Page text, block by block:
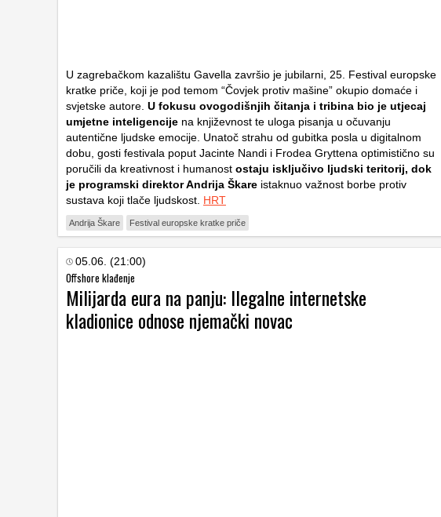
U zagrebačkom kazalištu Gavella završio je jubilarni, 25. Festival europske
kratke priče, koji je pod temom “Čovjek protiv mašine” okupio domaće i
svjetske autore. U fokusu ovogodišnjih čitanja i tribina bio je utjecaj
umjetne inteligencije na književnost te uloga pisanja u očuvanju
autentične ljudske emocije. Unatoč strahu od gubitka posla u digitalnom
dobu, gosti festivala poput Jacinte Nandi i Frodea Gryttena optimistično su
poručili da kreativnost i humanost ostaju isključivo ljudski teritorij, dok
je programski direktor Andrija Škare istaknuo važnost borbe protiv
sustava koji tlače ljudskost. HRT
Andrija Škare Festival europske kratke priče
05.06. (21:00)
Offshore klađenje
Milijarda eura na panju: Ilegalne internetske
kladionice odnose njemački novac